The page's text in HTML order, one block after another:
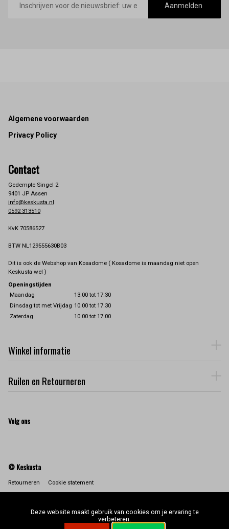
mailadres
Aanmelden
Footer
Algemene voorwaarden
Privacy Policy
Contact
Gedempte Singel 2
9401 JP Assen
info@keskusta.nl
0592-313510
KvK 70586527
BTW NL129555630B03
Dit is ook de Webshop van Kosadome ( Kosadome is maandag niet open
Keskusta wel )
Openingstijden
Maandag
13.00 tot 17.30
Dinsdag tot met Vrijdag 10.00 tot 17.30
Zaterdag
10.00 tot 17.00
Winkel informatie
Ruilen en Retourneren
Volg ons
© Keskusta
Retourneren Cookie statement
Deze website maakt gebruik van cookies om je ervaring te
verbeteren.